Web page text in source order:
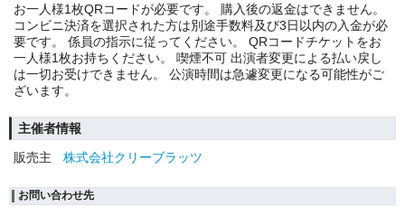
お一人様1枚QRコードが必要です。 購入後の返金はできません。
コンビニ決済を選択された方は別途手数料及び3日以内の入金が必
要です。 係員の指示に従ってください。 QRコードチケットをお
一人様1枚お持ちください。 喫煙不可 出演者変更による払い戻し
は一切お受けできません。 公演時間は急遽変更になる可能性がご
ざいます。
主催者情報
販売主
株式会社クリーブラッツ
お問い合わせ先